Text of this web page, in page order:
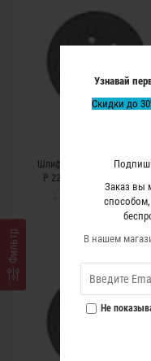
Узнавай
Скидки до
Заказ вы
В нашем
Не
Фильтр
Шлифовальные круги
P 220, Ø150 мм, Velcro (50
шт.)
0